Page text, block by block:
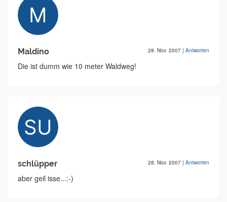
Maldino 28. Nov. 2007 | Antworten
Die ist dumm wie 10 meter Waldweg!
schlüpper 28. Nov. 2007 | Antworten
aber geil isse...:-)